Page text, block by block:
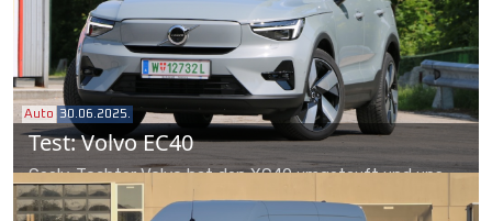
Aceman frei.
Auto 30.06.2025.
Test: Volvo EC40
Geely-Tochter Volvo hat den XC40 umgetauft und uns
den nunmehrigen EC40 zum Test überlassen. Womit kann